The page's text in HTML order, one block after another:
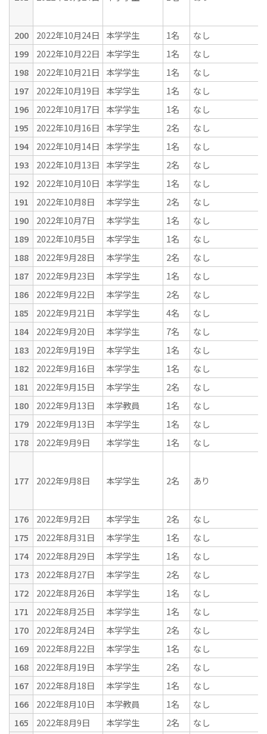
200 2022年10月24日 本学学生 1名
なし
199
2022年10月22日 本学学生 1名
なし
198
2022年10月21日 本学学生 1名
なし
197
2022年10月19日 本学学生 1名
なし
196
2022年10月17日 本学学生 1名
なし
195
2022年10月16日 本学学生 2名
なし
194
2022年10月14日 本学学生 1名
なし
193
2022年10月13日 本学学生 2名
なし
192
2022年10月10日 本学学生 1名
なし
191
2022年10月8日 本学学生 2名
なし
190
2022年10月7日 本学学生 1名
なし
189
2022年10月5日 本学学生 1名
なし
188
2022年9月28日 本学学生 2名
なし
187
2022年9月23日 本学学生 1名
なし
186
2022年9月22日 本学学生 2名
なし
185
2022年9月21日 本学学生 4名
なし
184
2022年9月20日 本学学生 7名
なし
183
2022年9月19日 本学学生 1名
なし
182
2022年9月16日 本学学生 1名
なし
181
2022年9月15日 本学学生 2名
なし
180
2022年9月13日 本学教員 1名
なし
179
2022年9月13日 本学学生 1名
なし
178
2022年9月9日 本学学生 1名 なし
177 2022年9月8日 本学学生 2名 あり
176 2022年9月2日 本学学生 2名
なし
175
2022年8月31日 本学学生 1名
なし
174
2022年8月29日 本学学生 1名
なし
173
2022年8月27日 本学学生 2名
なし
172
2022年8月26日 本学学生 1名
なし
171
2022年8月25日 本学学生 1名
なし
170
2022年8月24日 本学学生 2名
なし
169
2022年8月22日 本学学生 1名
なし
168
2022年8月19日 本学学生 2名
なし
167
2022年8月18日 本学学生 1名
なし
166
2022年8月10日 本学教員 1名
なし
165
2022年8月9日 本学学生 2名
なし